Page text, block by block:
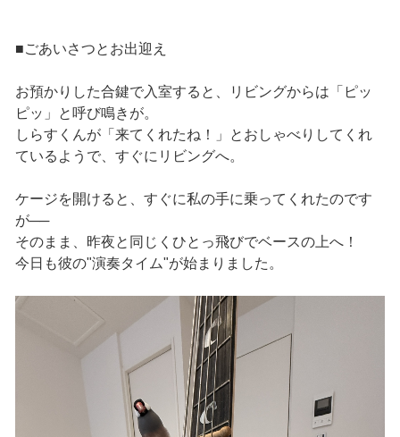
■ごあいさつとお出迎え
お預かりした合鍵で入室すると、リビングからは「ピッ
ピッ」と呼び鳴きが。
しらすくんが「来てくれたね！」とおしゃべりしてくれ
ているようで、すぐにリビングへ。
ケージを開けると、すぐに私の手に乗ってくれたのです
が──
そのまま、昨夜と同じくひとっ飛びでベースの上へ！
今日も彼の"演奏タイム"が始まりました。